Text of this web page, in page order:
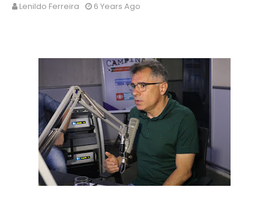
Lenildo Ferreira 6 Years Ago